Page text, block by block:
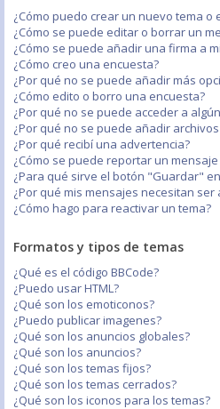
¿Cómo puedo crear un nuevo tema
¿Cómo se puede editar o borrar un
¿Cómo se puede añadir una firma a
¿Cómo creo una encuesta?
¿Por qué no se puede añadir más
¿Cómo edito o borro una encuesta?
¿Por qué no se puede acceder a
¿Por qué no se puede añadir
¿Por qué recibí una advertencia?
¿Cómo se puede reportar un
¿Para qué sirve el botón "Guardar"
¿Por qué mis mensajes necesitan ser
¿Cómo hago para reactivar un tema?
Formatos y tipos de temas
¿Qué es el código BBCode?
¿Puedo usar HTML?
¿Qué son los emoticonos?
¿Puedo publicar imagenes?
¿Qué son los anuncios globales?
¿Qué son los anuncios?
¿Qué son los temas fijos?
¿Qué son los temas cerrados?
¿Qué son los iconos para los temas?